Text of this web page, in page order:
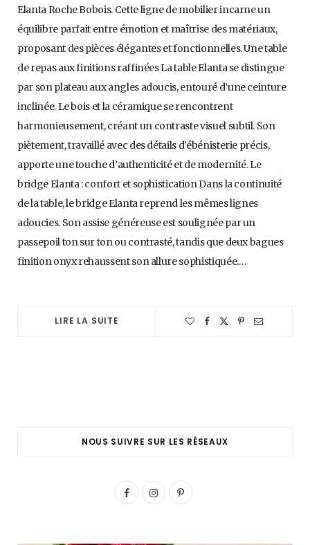
Elanta Roche Bobois. Cette ligne de mobilier incarne un
équilibre parfait entre émotion et maîtrise des matériaux,
proposant des pièces élégantes et fonctionnelles. Une table
de repas aux finitions raffinées La table Elanta se distingue
par son plateau aux angles adoucis, entouré d’une ceinture
inclinée. Le bois et la céramique se rencontrent
harmonieusement, créant un contraste visuel subtil. Son
piètement, travaillé avec des détails d’ébénisterie précis,
apporte une touche d’authenticité et de modernité. Le
bridge Elanta : confort et sophistication Dans la continuité
de la table, le bridge Elanta reprend les mêmes lignes
adoucies. Son assise généreuse est soulignée par un
passepoil ton sur ton ou contrasté, tandis que deux bagues
finition onyx rehaussent son allure sophistiquée.…
LIRE LA SUITE
NOUS SUIVRE SUR LES RÉSEAUX
F
I
P